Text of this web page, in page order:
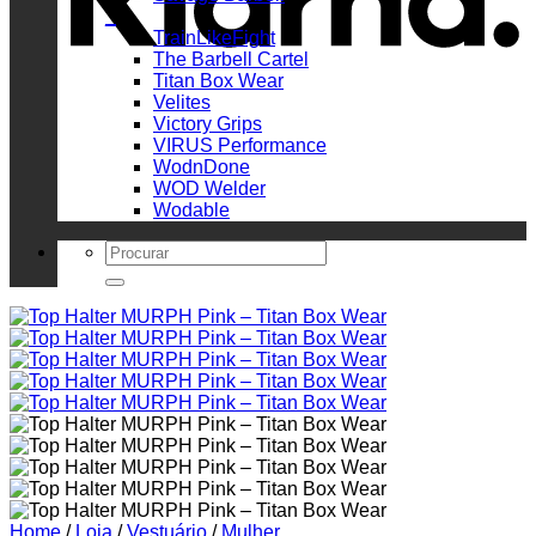
_
TrainLikeFight
The Barbell Cartel
Titan Box Wear
Velites
Victory Grips
VIRUS Performance
WodnDone
WOD Welder
Wodable
Search
for:
Home / Loja / Vestuário / Mulher